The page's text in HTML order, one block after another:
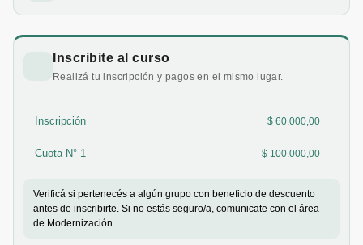
Inscribite al curso
Realizá tu inscripción y pagos en el mismo lugar.
Inscripción $ 60.000,00
Cuota N° 1 $ 100.000,00
Verificá si pertenecés a algún grupo con beneficio de descuento
antes de inscribirte. Si no estás seguro/a, comunicate con el área
de Modernización.